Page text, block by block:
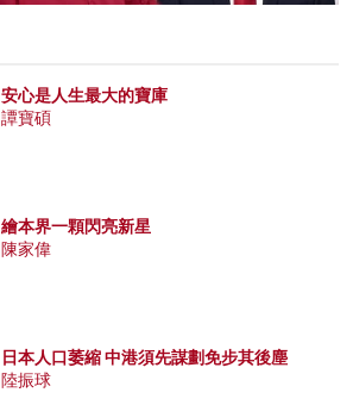
安心是人生最大的寶庫
譚寶碩
繪本界一顆閃亮新星
陳家偉
日本人口萎縮 中港須先謀劃免步其後塵
陸振球